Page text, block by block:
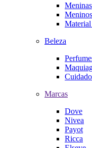
Meninas
Meninos
Beleza
Marcas
Dove
Nivea
Payot
Ricca